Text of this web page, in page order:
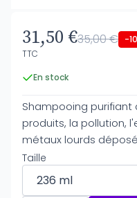
31,50 €35,00 € -
TTC
En stock
Shampooing
produits, la pollution,
métaux lourds
Taille